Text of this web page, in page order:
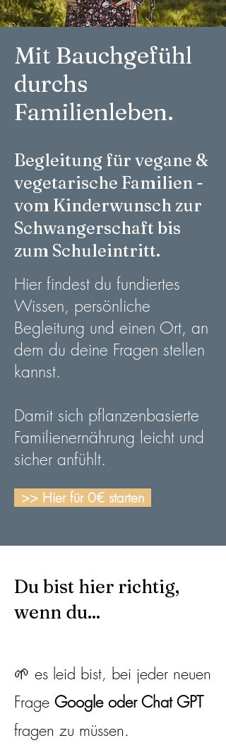
Mit Bauchgefühl
durchs
Familienleben.
Begleitung für vegane &
vegetarische Familien -
vom Kinderwunsch zur
Schwangerschaft bis
zum Schuleintritt.
Hier findest du fundiertes
Wissen, persönliche
Begleitung und einen Ort, an
dem du deine Fragen stellen
kannst.
Damit sich pflanzenbasierte
Familienernährung leicht und
sicher anfühlt.
>> Hier für 0€ starten
Du bist hier richtig,
wenn du...
🌱 es leid bist, bei jeder neuen
Frage Google oder Chat GPT
fragen zu müssen.